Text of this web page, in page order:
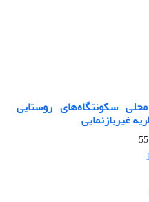
سکونتگاه‌های روستایی
غیربازنمایی